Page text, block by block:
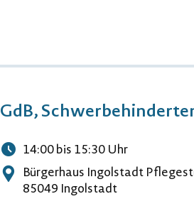
GdB,
Uhrzeit
14:00bis 15:30 Uhr
Adresse
Bürgerhaus Ingolstadt
85049 Ingolstadt